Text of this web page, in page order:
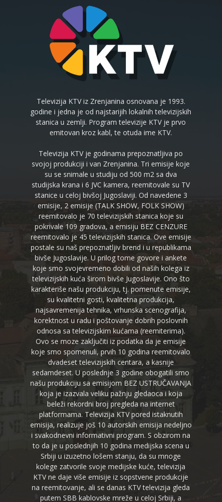
Televizija KTV iz Zrenjanina osnovana je 1993.
godine i jedna je od najstarijih lokalnih televizijskih
stanica u zemlji. Program televizije KTV je prvo
emitovan kroz kabl, te otuda ime KTV.
Televizija KTV je godinama prepoznatljiva po
svojoj produkciji i van Zrenjanina. Tri emisije koje
su se snimale u studiju od 500 m2 sa dva
studijska krana i 6 JVC kamera, reemitovale su TV
stanice u celoj bivšoj Jugoslaviji. Od navedene 3
emisije, 2 emisije (TALK SHOW, FOLK SHOW)
reemitovalo je 70 televizijskih stanica koje su
pokrivale 109 gradova, a emisiju BEZ CENZURE
reemitovalo je 45 televizijskih stanica. Ove emisije
postale su naš prepoznatljiv brend i u republikama
bivše Jugoslavije. U prilog tome govore i ankete
koje smo svojevremeno dobili od naših kolega iz
televizijskih kuća širom bivše Jugoslavije. Ono što
karakteriše našu produkciju, tj. pomenute emisije,
su kvalitetni gosti, kvalitetna produkcija,
najsavremenija tehnika, vrhunska scenografija,
korektnost u radu i poštovanje dobrih poslovnih
odnosa sa televizijskim kućama (reemiterima).
Ovo se moze zaključiti iz podatka da je emisije
koje smo spomenuli, prvih 10 godina reemitovalo
dvadeset televizijskih centara, a kasnije
sedamdeset. U poslednje 3 godine obogatili smo
našu produkciju sa emisijom BEZ USTRUČAVANJA
koja je izazvala veliku pažnju gledaoca i koja
beleži rekordni broj pregleda na internet
platformama. Televizija KTV pored istaknutih
emisija, realizuje još 10 autorskih emisija nedeljno
i svakodnevni informativni program. S obzirom na
to da je u poslednjih 10 godina medijska scena u
Srbiji u izuzetno lošem stanju, da su mnoge
kolege zatvorile svoje medijske kuće, televizija
KTV ne daje više emisije iz sopstvene produkcije
na reemitovanje, ali se danas KTV televizija gleda
putem SBB kablovske mreže u celoj Srbiji, a